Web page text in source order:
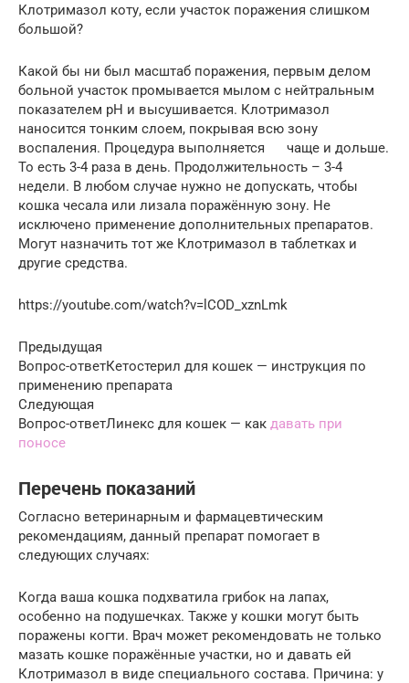
Клотримазол коту, если участок поражения слишком
большой?
Какой бы ни был масштаб поражения, первым делом
больной участок промывается мылом с нейтральным
показателем pH и высушивается. Клотримазол
наносится тонким слоем, покрывая всю зону
воспаления. Процедура выполняется чаще и дольше.
То есть 3-4 раза в день. Продолжительность – 3-4
недели. В любом случае нужно не допускать, чтобы
кошка чесала или лизала поражённую зону. Не
исключено применение дополнительных препаратов.
Могут назначить тот же Клотримазол в таблетках и
другие средства.
https://youtube.com/watch?v=lCOD_xznLmk
Предыдущая
Вопрос-ответКетостерил для кошек — инструкция по
применению препарата
Следующая
Вопрос-ответЛинекс для кошек — как давать при
поносе
Перечень показаний
Согласно ветеринарным и фармацевтическим
рекомендациям, данный препарат помогает в
следующих случаях:
Когда ваша кошка подхватила грибок на лапах,
особенно на подушечках. Также у кошки могут быть
поражены когти. Врач может рекомендовать не только
мазать кошке поражённые участки, но и давать ей
Клотримазол в виде специального состава. Причина: у